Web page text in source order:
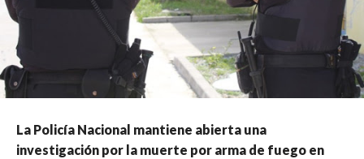
La Policía Nacional mantiene abierta una
investigación por la muerte por arma de fuego en